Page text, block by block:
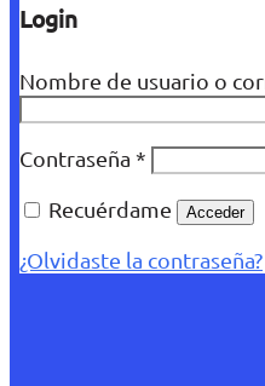
Login
Nombre de usuario o
Contraseña *
Recuérdame
Acceder
¿Olvidaste la contraseña?